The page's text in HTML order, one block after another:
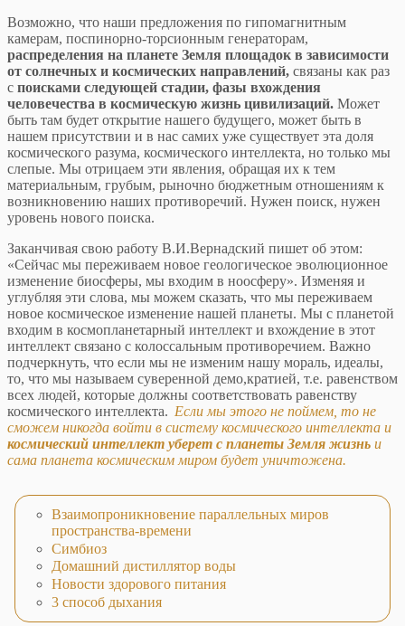
Возможно, что наши предложения по гипомагнитным
камерам, поспинорно-торсионным генераторам,
распределения на планете Земля площадок в зависимости
от солнечных и космических направлений, связаны как раз
с поисками следующей стадии, фазы вхождения
человечества в космическую жизнь цивилизаций. Может
быть там будет открытие нашего будущего, может быть в
нашем присутствии и в нас самих уже существует эта доля
космического разума, космического интеллекта, но только мы
слепые. Мы отрицаем эти явления, обращая их к тем
материальным, грубым, рыночно бюджетным отношениям к
возникновению наших противоречий. Нужен поиск, нужен
уровень нового поиска.
Заканчивая свою работу В.И.Вернадский пишет об этом:
«Сейчас мы переживаем новое геологическое эволюционное
изменение биосферы, мы входим в ноосферу». Изменяя и
углубляя эти слова, мы можем сказать, что мы переживаем
новое космическое изменение нашей планеты. Мы с планетой
входим в космопланетарный интеллект и вхождение в этот
интеллект связано с колоссальным противоречием. Важно
подчеркнуть, что если мы не изменим нашу мораль, идеалы,
то, что мы называем суверенной демо,кратией, т.е. равенством
всех людей, которые должны соответствовать равенству
космического интеллекта. Если мы этого не поймем, то не
сможем никогда войти в систему космического интеллекта и
космический интеллект уберет с планеты Земля жизнь и
сама планета космическим миром будет уничтожена.
Взаимопроникновение параллельных миров
пространства-времени
Симбиоз
Домашний дистиллятор воды
Новости здорового питания
3 способ дыхания